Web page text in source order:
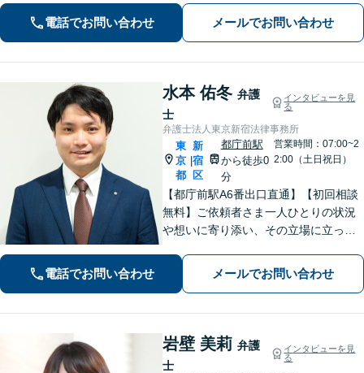
指し、日々邁進しております【夜間・
土日相談可】
電話でお問い合わせ メールでお問い合わせ
水本 佑冬 弁護
士
インタビューを見
る
弁護士法人東京新宿法律事務所
東
京
都
|
新
宿
区
都庁前駅
から徒歩0
分
営業時間：07:00~2
2:00（土日祝日）
【都庁前駅A6番出口直通】【初回相談
無料】ご依頼者さま一人ひとりの状況
や想いに寄り添い、その立場に立って
して明るい未来へ踏み出せるよう、誠
実に向き合い、全力を尽くします！
電話でお問い合わせ メールでお問い合わせ
岩壁 美莉 弁護
士
インタビューを見
る